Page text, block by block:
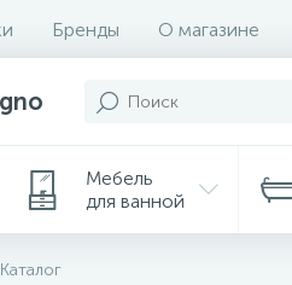
Бренды О магазине
Мебель
для ванной
Каталог